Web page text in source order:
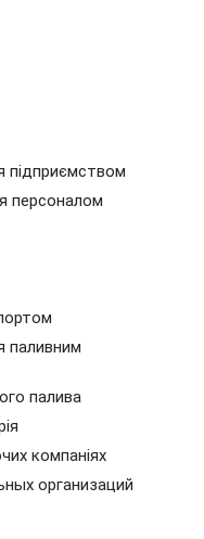
підприємством
персоналом
паливним
палива
компаніях
организаций